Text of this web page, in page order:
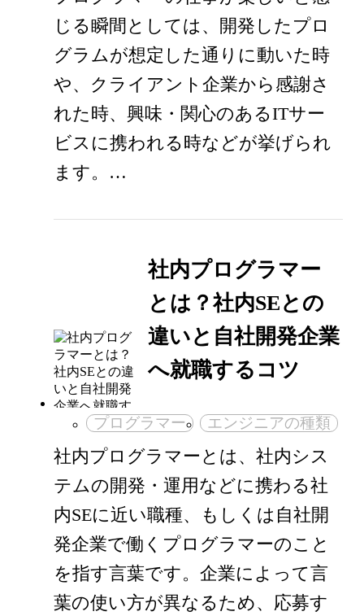
じる瞬間としては、開発したプロ
グラムが想定した通りに動いた時
や、クライアント企業から感謝さ
れた時、興味・関心のあるITサー
ビスに携われる時などが挙げられ
ます。…
社内プログラマー
とは？社内SEとの
違いと自社開発企業
へ就職するコツ
プログラマー エンジニアの種類
社内プログラマーとは、社内シス
テムの開発・運用などに携わる社
内SEに近い職種、もしくは自社開
発企業で働くプログラマーのこと
を指す言葉です。企業によって言
葉の使い方が異なるため、応募す